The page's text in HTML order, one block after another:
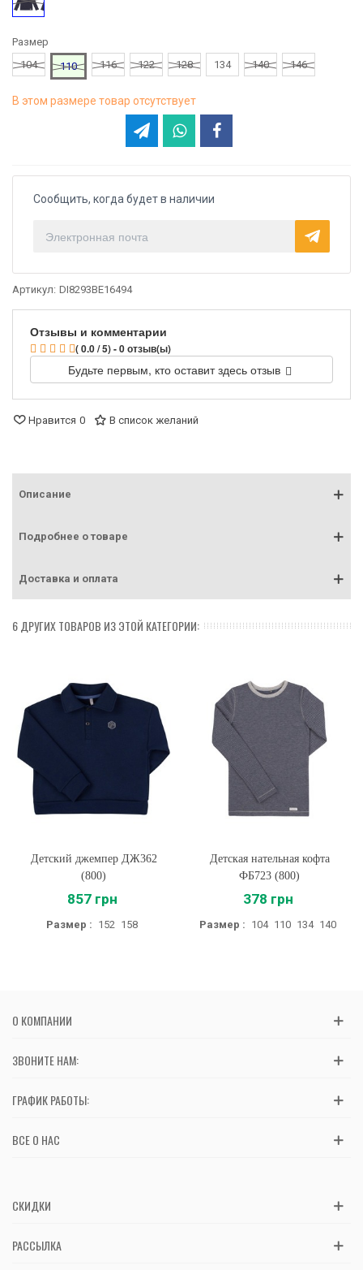
Размер
104
110 116 122 128 134 140 146
В этом размере товар отсутствует
Сообщить, когда будет в наличии
Артикул: DI8293BE16494
Отзывы и комментарии
( 0.0 / 5) - 0 отзыв(ы)
Будьте первым, кто оставит здесь отзыв
Нравится 0 В список желаний
Описание
Подробнее о товаре
Доставка и оплата
6 ДРУГИХ ТОВАРОВ ИЗ ЭТОЙ КАТЕГОРИИ:
Детский джемпер ДЖ362
(800)
857 грн
Размер : 152 158
Детская нательная кофта
ФБ723 (800)
378 грн
Размер : 104 110 134 140
О КОМПАНИИ
ЗВОНИТЕ НАМ:
ГРАФИК РАБОТЫ:
ВСЕ О НАС
СКИДКИ
РАССЫЛКА